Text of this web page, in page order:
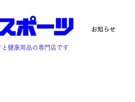
健康用品の専門店です
お知らせ